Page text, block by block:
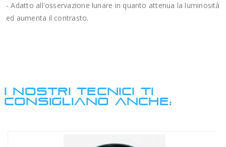
- Adatto all'osservazione lunare in quanto attenua la luminosità
ed aumenta il contrasto.
I NOSTRI TECNICI TI
CONSIGLIANO ANCHE: